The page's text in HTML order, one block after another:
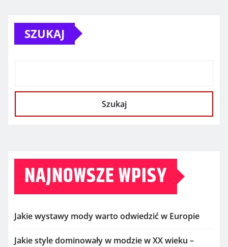
SZUKAJ
Szukaj
NAJNOWSZE WPISY
Jakie wystawy mody warto odwiedzić w Europie
Jakie style dominowały w modzie w XX wieku –